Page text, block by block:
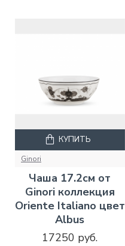
Ginori
Чаша 17.2см от
Ginori коллекция
Oriente Italiano цвет
Albus
17250 руб.
КУПИТЬ